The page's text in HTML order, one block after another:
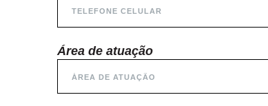
Área de atuação